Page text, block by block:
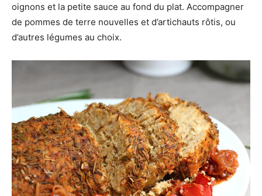
oignons et la petite sauce au fond du plat. Accompagner
de pommes de terre nouvelles et d’artichauts rôtis, ou
d’autres légumes au choix.